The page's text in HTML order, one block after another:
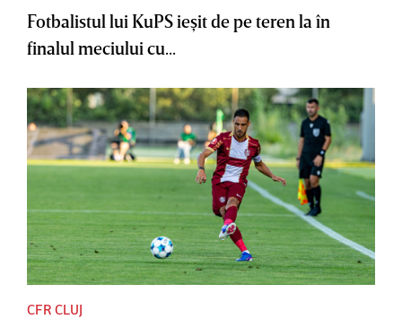
Fotbalistul lui KuPS ieşit de pe teren la în
finalul meciului cu...
CFR CLUJ